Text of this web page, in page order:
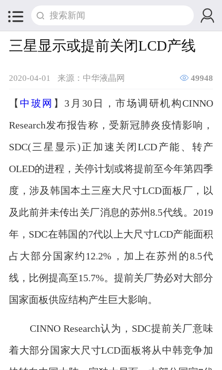
 
三星显示或提前关闭LCD产线
2020-04-01 来源：中华液晶网  49948
【 中玻网 】3月30日，市场调研机构CINNO
Research发布报告称，受新冠肺炎疫情影响，
SDC(三星显示)正加速关闭LCD产能、转产
OLED的进程，关停计划或将提前至今年第四季
度，涉及韩国本土三座大尺寸LCD面板厂，以
及此前并未传出关厂消息的苏州8.5代线。2019
年，SDC在韩国的7代以上大尺寸LCD产能面积
占大部分国家约12.2%，加上在苏州的8.5代
线，比例提高至15.7%。提前关厂势必对大部分
国家面板供应结构产生巨大影响。
CINNO Research认为，SDC提前关厂意味
着大部分国家大尺寸LCD面板将从中韩竞争加